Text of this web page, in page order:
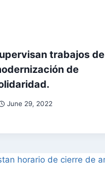
trabajos de
de
June 29, 2022